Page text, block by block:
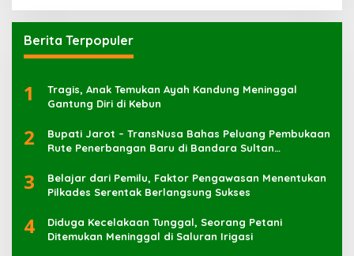
Berita Terpopuler
1
Tragis, Anak Temukan Ayah Kandung Meninggal
Gantung Diri di Kebun
2
Bupati Jarot – TransNusa Bahas Peluang Pembukaan
Rute Penerbangan Baru di Bandara Sultan
3
Belajar dari Pemilu, Faktor Pengawasan Menentukan
Pilkades Serentak Berlangsung Sukses
4
Diduga Kecelakaan Tunggal, Seorang Petani
Ditemukan Meninggal di Saluran Irigasi